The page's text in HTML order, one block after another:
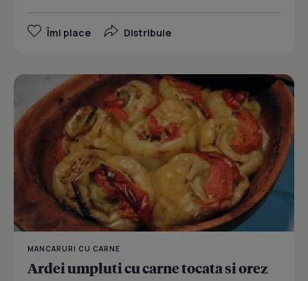
Îmi place Distribuie
MANCARURI CU CARNE
Ardei umpluti cu carne tocata si orez